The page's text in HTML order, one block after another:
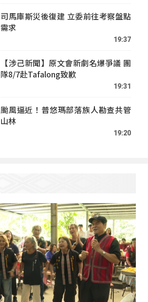
司馬庫斯災後復建 立委前往考察盤點
需求
19:37
【涉己新聞】原文會新劇名爆爭議 團
隊8/7赴Tafalong致歉
19:31
颱風逼近！普悠瑪部落族人勘查共管
山林
19:20